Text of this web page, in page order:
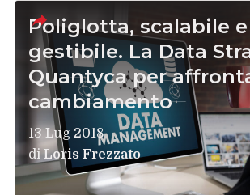
Poliglotta, scalabile e
gestibile. La Data
Quantyca per
cambiamento
13 Lug 2018
diLoris Frezzato